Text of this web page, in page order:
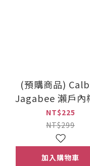
(預購商品)
Jagabee 瀨戶內
薯條 5袋入
NT$225
NT$299
加入購物車